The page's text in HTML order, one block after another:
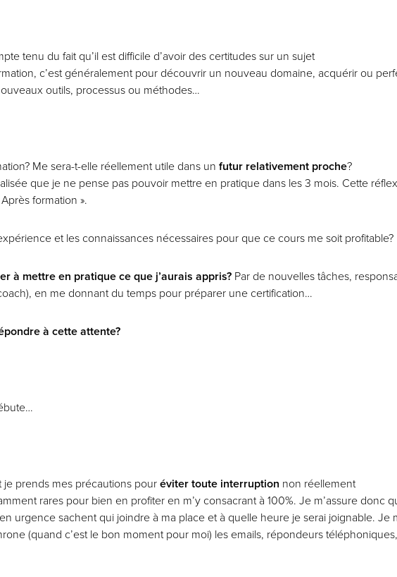
tenu du fait qu’il est difficile d’avoir des certitudes sur un sujet
c’est généralement pour découvrir un nouveau domaine, acquérir ou
outils, processus ou méthodes…
Me sera-t-elle réellement utile dans un futur relativement proche?
que je ne pense pas pouvoir mettre en pratique dans les 3 mois. Cette
formation ».
et les connaissances nécessaires pour que ce cours me soit profitable?
à mettre en pratique ce que j’aurais appris?Par de nouvelles tâches,
en me donnant du temps pour préparer une certification…
à cette attente?
prends mes précautions pour éviter toute interruption non réellement
rares pour bien en profiter en m’y consacrant à 100%. Je m’assure donc
urgence sachent qui joindre à ma place et à quelle heure je serai joignable. Je
(quand c’est le bon moment pour moi) les emails, répondeurs